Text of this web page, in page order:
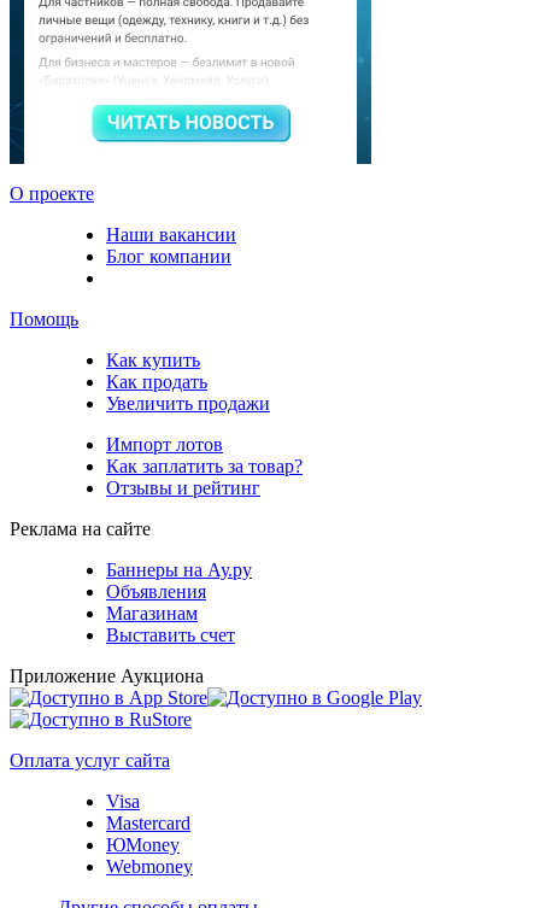
О проекте
Наши вакансии
Блог компании
Помощь
Как купить
Как продать
Увеличить продажи
Импорт лотов
Как заплатить за товар?
Отзывы и рейтинг
Реклама на сайте
Баннеры на Ау.ру
Объявления
Магазинам
Выставить счет
Приложение Аукциона
Оплата услуг сайта
Visa
Mastercard
ЮMoney
Webmoney